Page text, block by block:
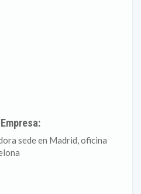
sede en Madrid, oficina